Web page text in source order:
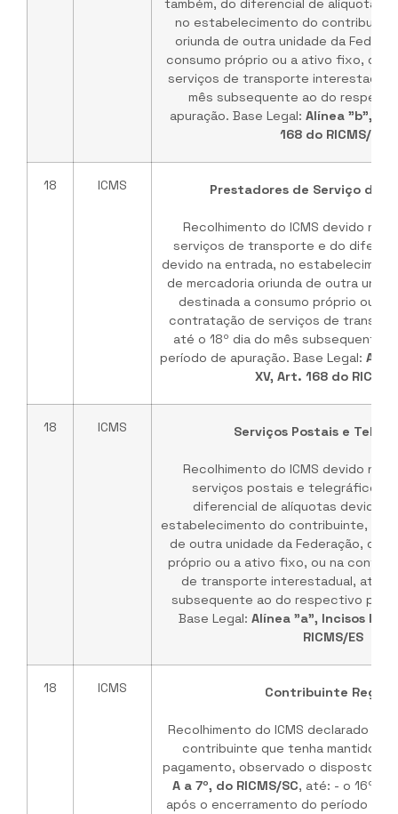
também, do diferencial de alíquotas
no estabelecimento do
oriunda de outra unidade da
consumo próprio ou a ativo fixo, ou
serviços de transporte
mês subsequente ao do
apuração. Base Legal: Alínea "b",
168 do RICMS/ES
18 ICMS Prestadores de Serviço de
Recolhimento do ICMS devido
serviços de transporte e do
devido na entrada, no
de mercadoria oriunda de outra
destinada a consumo próprio ou a
contratação de serviços de
até o 18º dia do mês subsequente
período de apuração. Base Legal:
XV, Art. 168 do RICMS/
18 ICMS Serviços Postais e
Recolhimento do ICMS devido
serviços postais e telegráficos
diferencial de alíquotas devido
estabelecimento do contribuinte, de
de outra unidade da Federação,
próprio ou a ativo fixo, ou na
de transporte interestadual, até o
subsequente ao do respectivo
Base Legal: Alínea "a", Incisos IX e
RICMS/ES
18 ICMS Contribuinte
Recolhimento do ICMS declarado na
contribuinte que tenha mantido a
pagamento, observado o disposto no
A a 7º, do RICMS/SC, até: - o 16º
após o encerramento do período de